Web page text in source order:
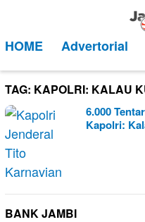
kontenMobile
HOME Advertorial
TAG: KAPOLRI: KALAU
6.000
Kapolri:
BANK JAMBI